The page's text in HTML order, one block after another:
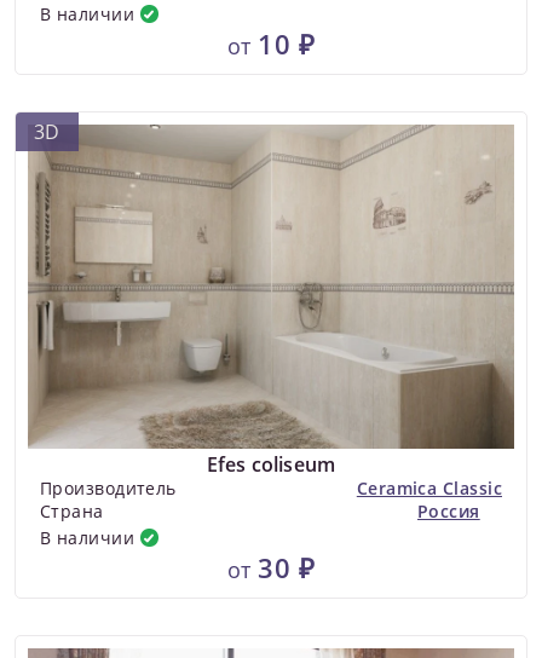
В наличии
от 10 ₽
3D
Efes coliseum
Производитель
Ceramica Classic
Страна
Россия
В наличии
от 30 ₽